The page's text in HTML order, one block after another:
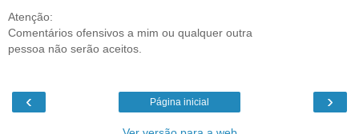
Atenção:
Comentários ofensivos a mim ou qualquer outra
pessoa não serão aceitos.
‹ ›
Página inicial